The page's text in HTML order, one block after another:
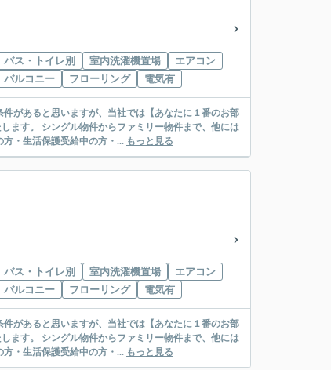
バス・トイレ別 室内洗濯機置場
エアコン
バルコニー
フローリング 電気有
で、他には
ない・休職中の方・生活保護受給中の方・... もっと見る
バス・トイレ別 室内洗濯機置場
エアコン
バルコニー
フローリング 電気有
で、他には
ない・休職中の方・生活保護受給中の方・... もっと見る